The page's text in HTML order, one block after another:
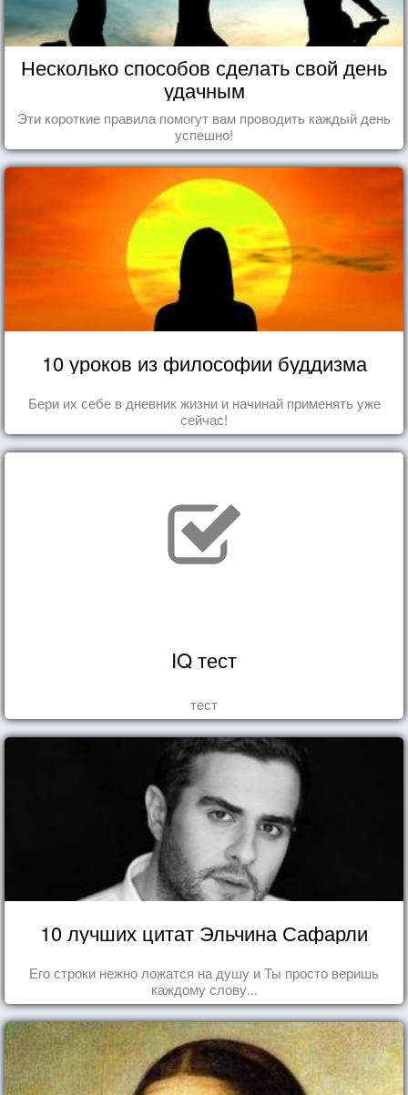
Несколько способов сделать свой день
удачным
Эти короткие правила помогут вам проводить каждый день
успешно!
10 уроков из философии буддизма
Бери их себе в дневник жизни и начинай применять уже
сейчас!
IQ тест
тест
10 лучших цитат Эльчина Сафарли
Его строки нежно ложатся на душу и Ты просто веришь
каждому слову...